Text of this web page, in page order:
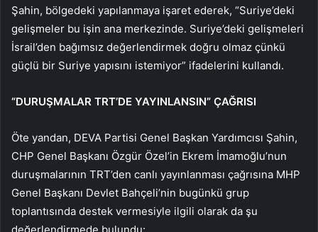
Şahin, bölgedeki yapılanmaya işaret ederek, “Suriye’deki
gelişmeler bu işin ana merkezinde. Suriye’deki gelişmeleri
İsrail’den bağımsız değerlendirmek doğru olmaz çünkü
güçlü bir Suriye yapısını istemiyor” ifadelerini kullandı.
“DURUŞMALAR TRT’DE YAYINLANSIN” ÇAĞRISI
Öte yandan, DEVA Partisi Genel Başkan Yardımcısı Şahin,
CHP Genel Başkanı Özgür Özel’in Ekrem İmamoğlu’nun
duruşmalarının TRT’den canlı yayınlanması çağrısına MHP
Genel Başkanı Devlet Bahçeli’nin bugünkü grup
toplantısında destek vermesiyle ilgili olarak da şu